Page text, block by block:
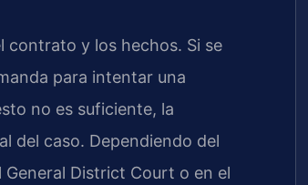
contrato y los hechos. Si se
para intentar una
no es suficiente, la
del caso. Dependiendo del
District Court o en el